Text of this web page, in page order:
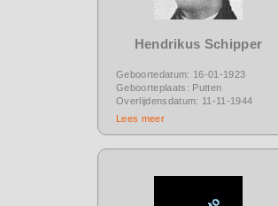
Hendrikus Schipper
Geboortedatum: 16-01-1923
Geboorteplaats: Putten
Overlijdensdatum: 11-11-1944
Lees meer